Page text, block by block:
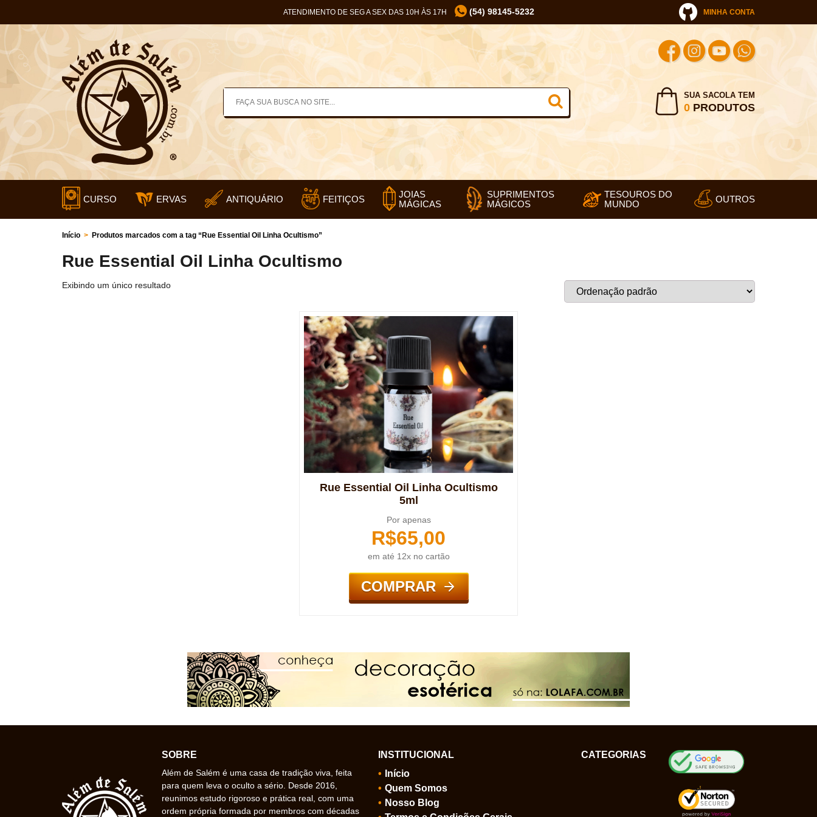
ATENDIMENTO DE SEG A SEX DAS 10H ÀS 17H (54) 98145-5232 MINHA CONTA
SUA SACOLA TEM
0PRODUTOS
CURSO ERVAS ANTIQUÁRIO FEITIÇOS
JOIAS
MÁGICAS
SUPRIMENTOS
MÁGICOS
TESOUROS DO
MUNDO
OUTROS
Início > Produtos marcados com a tag “Rue Essential Oil Linha Ocultismo”
Rue Essential Oil Linha Ocultismo
Exibindo um único resultado
Rue Essential Oil Linha Ocultismo
5ml
Por apenas
R$65,00
em até 12x no cartão
COMPRAR
SOBRE
Além de Salém é uma casa de tradição viva, feita
para quem leva o oculto a sério. Desde 2016,
reunimos estudo rigoroso e prática real, com uma
ordem própria formada por membros com décadas
INSTITUCIONAL
Início
Quem Somos
Nosso Blog
CATEGORIAS